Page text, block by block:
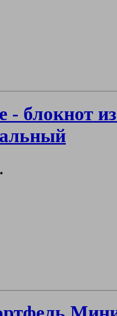
- блокнот